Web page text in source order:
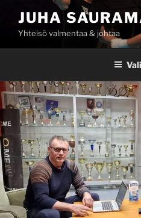
sisältöönJUHA
Yhteisö valmentaa & johtaa